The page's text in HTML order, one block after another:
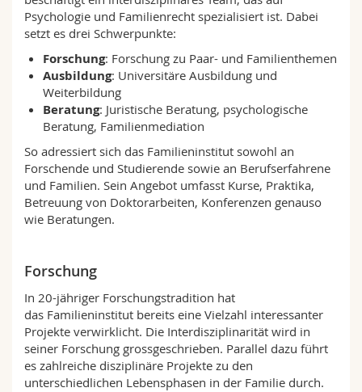
Math.-Nat. und Med. Fak.
Interfakultär
Mitarbeitende
Doktorierende
Webmail
Vorlesungsverzeichnis
MyUnifr
Psychologie und Familienrecht spezialisiert ist. Dabei
setzt es drei Schwerpunkte:
Forschung: Forschung zu Paar- und Familienthemen
Ausbildung: Universitäre Ausbildung und
Weiterbildung
Beratung: Juristische Beratung, psychologische
Beratung, Familienmediation
So adressiert sich das Familieninstitut sowohl an
Forschende und Studierende sowie an Berufserfahrene
und Familien. Sein Angebot umfasst Kurse, Praktika,
Betreuung von Doktorarbeiten, Konferenzen genauso
wie Beratungen.
Forschung
In 20-jähriger Forschungstradition hat
das Familieninstitut bereits eine Vielzahl interessanter
Projekte verwirklicht. Die Interdisziplinarität wird in
seiner Forschung grossgeschrieben. Parallel dazu führt
es zahlreiche disziplinäre Projekte zu den
unterschiedlichen Lebensphasen in der Familie durch.